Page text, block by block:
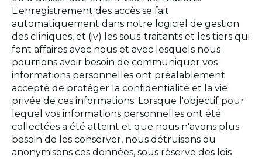
L'enregistrement des accès se fait
automatiquement dans notre logiciel de gestion
des cliniques, et (iv) les sous-traitants et les tiers qui
font affaires avec nous et avec lesquels nous
pourrions avoir besoin de communiquer vos
informations personnelles ont préalablement
accepté de protéger la confidentialité et la vie
privée de ces informations. Lorsque l'objectif pour
lequel vos informations personnelles ont été
collectées a été atteint et que nous n'avons plus
besoin de les conserver, nous détruisons ou
anonymisons ces données, sous réserve des lois